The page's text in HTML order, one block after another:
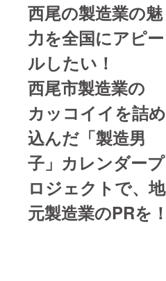
西尾の製造業の魅
力を全国にアピー
ルしたい！
西尾市製造業の
カッコイイを詰め
込んだ「製造男
子」カレンダープ
ロジェクトで、地
元製造業のPRを！